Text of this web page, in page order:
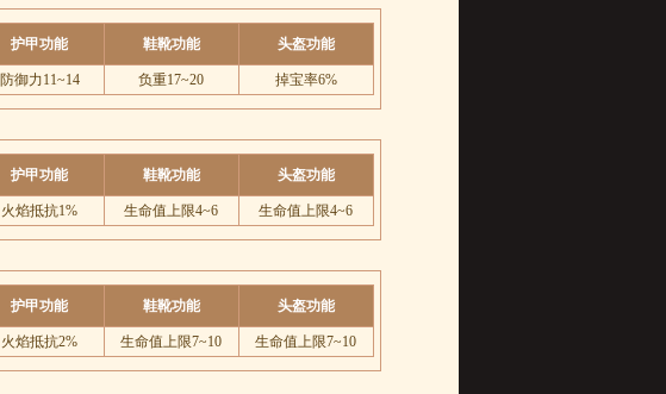
护甲功能 鞋靴功能 头盔功能
防御力11~14 负重17~20 掉宝率6%
护甲功能 鞋靴功能 头盔功能
火焰抵抗1% 生命值上限4~6 生命值上限4~6
护甲功能 鞋靴功能 头盔功能
火焰抵抗2% 生命值上限7~10 生命值上限7~10